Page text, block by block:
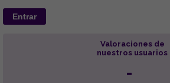
Entrar
Valoraciones de
nuestros usuarios
-